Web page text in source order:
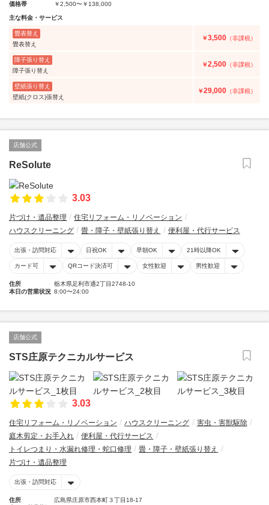
価格帯
￥2,500〜￥138,000
主な料金・サービス
畳表替え
畳表替え
￥3,500 （非課税）
障子張り替え
障子張り替え
￥2,500 （非課税）
壁紙張り替え
壁紙(クロス)張替え
￥29,000 （非課税）
店舗公式
ReSolute
3.03
片づけ・遺品整理
住宅リフォーム・リノベーション
ハウスクリーニング
畳・障子・壁紙張り替え 便利屋・代行サービス
出張・訪問対応 日祝OK 早朝OK 21時以降OK
カード可 QRコード決済可 女性歓迎 男性歓迎
住所
栃木県足利市通2丁目2748-10
本日の営業状況 8:00〜24:00
店舗公式
STS庄原テクニカルサービス
3.03
住宅リフォーム・リノベーション ハウスクリーニング
害虫・害獣駆除
庭木剪定・お手入れ
便利屋・代行サービス
トイレつまり・水漏れ修理・蛇口修理
畳・障子・壁紙張り替え
片づけ・遺品整理
出張・訪問対応
住所
広島県庄原市西本町３丁目18-17